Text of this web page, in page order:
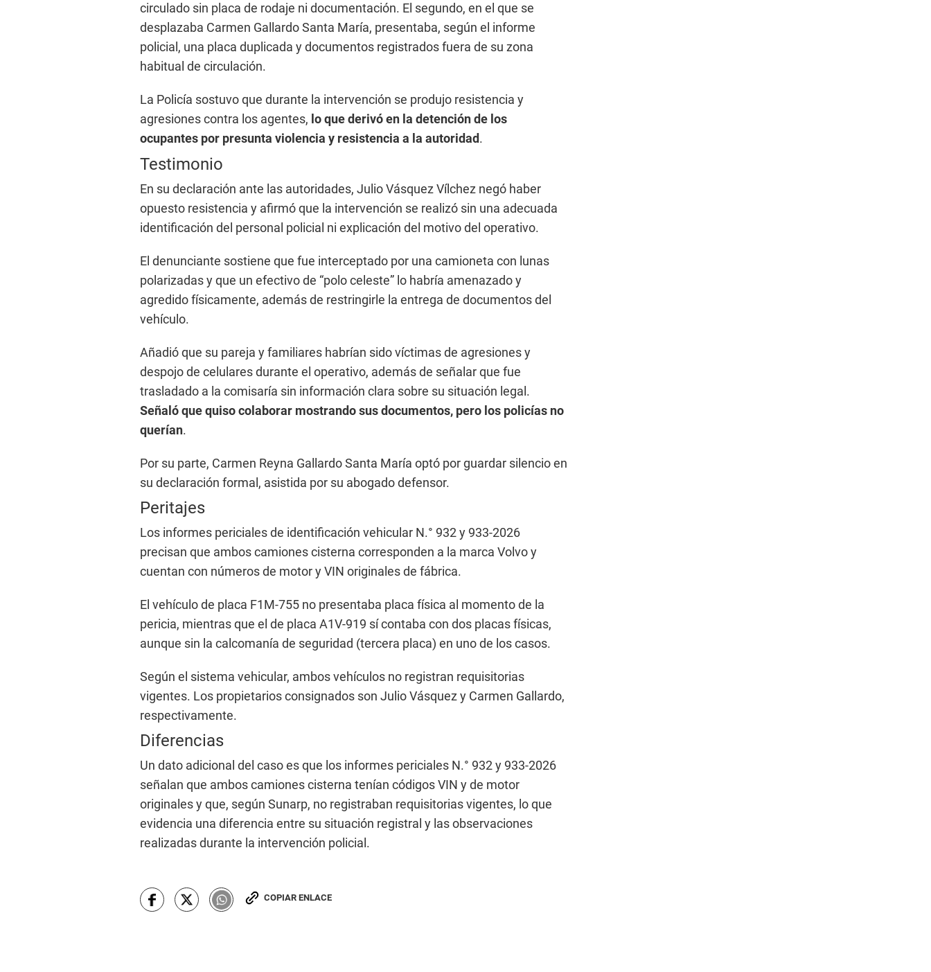
circulado sin placa de rodaje ni documentación. El segundo, en el que se
desplazaba Carmen Gallardo Santa María, presentaba, según el informe
policial, una placa duplicada y documentos registrados fuera de su zona
habitual de circulación.
La Policía sostuvo que durante la intervención se produjo resistencia y
agresiones contra los agentes, lo que derivó en la detención de los
ocupantes por presunta violencia y resistencia a la autoridad.
Testimonio
En su declaración ante las autoridades, Julio Vásquez Vílchez negó haber
opuesto resistencia y afirmó que la intervención se realizó sin una adecuada
identificación del personal policial ni explicación del motivo del operativo.
El denunciante sostiene que fue interceptado por una camioneta con lunas
polarizadas y que un efectivo de “polo celeste” lo habría amenazado y
agredido físicamente, además de restringirle la entrega de documentos del
vehículo.
Añadió que su pareja y familiares habrían sido víctimas de agresiones y
despojo de celulares durante el operativo, además de señalar que fue
trasladado a la comisaría sin información clara sobre su situación legal.
Señaló que quiso colaborar mostrando sus documentos, pero los policías no
querían.
Por su parte, Carmen Reyna Gallardo Santa María optó por guardar silencio en
su declaración formal, asistida por su abogado defensor.
Peritajes
Los informes periciales de identificación vehicular N.° 932 y 933-2026
precisan que ambos camiones cisterna corresponden a la marca Volvo y
cuentan con números de motor y VIN originales de fábrica.
El vehículo de placa F1M-755 no presentaba placa física al momento de la
pericia, mientras que el de placa A1V-919 sí contaba con dos placas físicas,
aunque sin la calcomanía de seguridad (tercera placa) en uno de los casos.
Según el sistema vehicular, ambos vehículos no registran requisitorias
vigentes. Los propietarios consignados son Julio Vásquez y Carmen Gallardo,
respectivamente.
Diferencias
Un dato adicional del caso es que los informes periciales N.° 932 y 933-2026
señalan que ambos camiones cisterna tenían códigos VIN y de motor
originales y que, según Sunarp, no registraban requisitorias vigentes, lo que
evidencia una diferencia entre su situación registral y las observaciones
realizadas durante la intervención policial.
COPIAR ENLACE